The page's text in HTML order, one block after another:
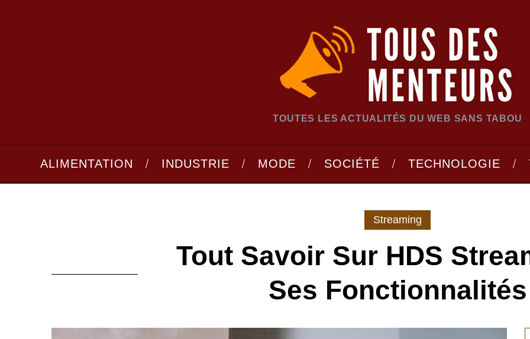
TOUTES LES ACTUALITÉS DU WEB SANS TABOU
ALIMENTATION INDUSTRIE MODE SOCIÉTÉ TECHNOLOGIE
Streaming
Tout Savoir Sur HDS
Ses Fonctionnalités